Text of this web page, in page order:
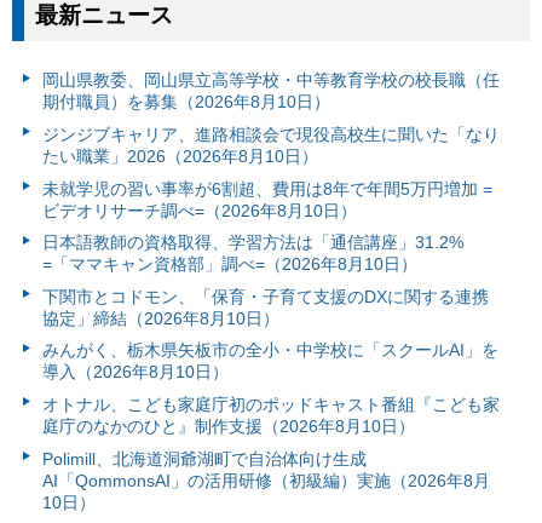
最新ニュース
岡山県教委、岡山県立高等学校・中等教育学校の校長職（任
期付職員）を募集（2026年8月10日）
ジンジブキャリア、進路相談会で現役高校生に聞いた「なり
たい職業」2026（2026年8月10日）
未就学児の習い事率が6割超、費用は8年で年間5万円増加 =
ビデオリサーチ調べ=（2026年8月10日）
日本語教師の資格取得、学習方法は「通信講座」31.2%
=「ママキャン資格部」調べ=（2026年8月10日）
下関市とコドモン、「保育・子育て支援のDXに関する連携
協定」締結（2026年8月10日）
みんがく、栃木県矢板市の全小・中学校に「スクールAI」を
導入（2026年8月10日）
オトナル、こども家庭庁初のポッドキャスト番組『こども家
庭庁のなかのひと』制作支援（2026年8月10日）
Polimill、北海道洞爺湖町で自治体向け生成
AI「QommonsAI」の活用研修（初級編）実施（2026年8月
10日）